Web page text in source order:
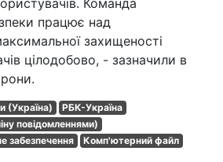
Команда
працює над
захищеності
цілодобово, - зазначили в
(Україна)
РБК-Україна
повідомленнями)
забезпечення
Комп'ютерний файл